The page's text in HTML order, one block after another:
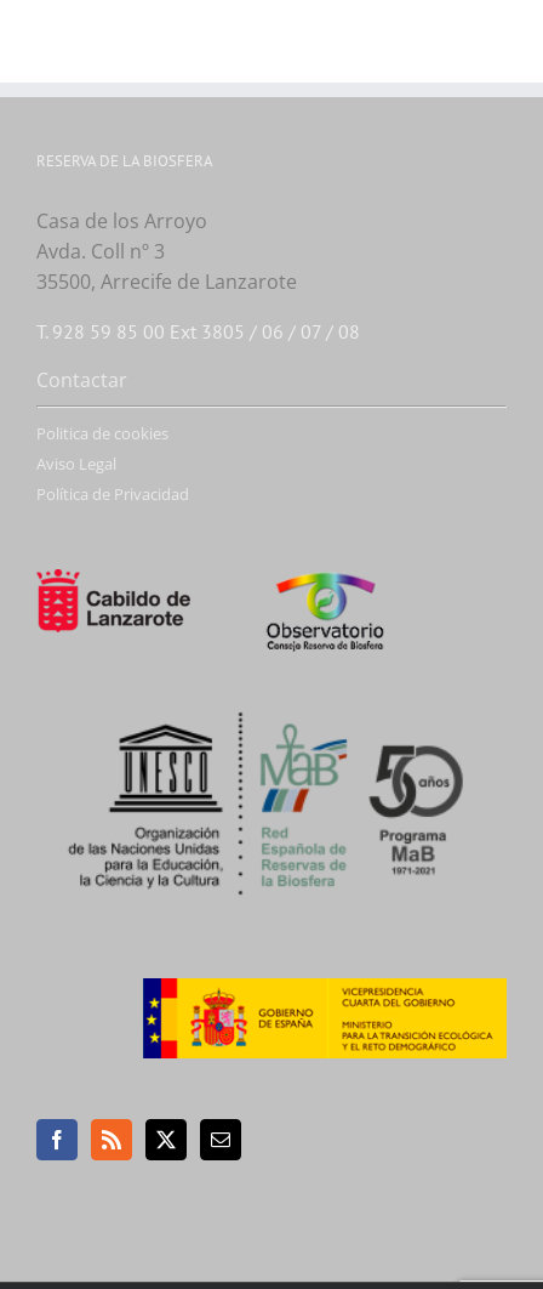
RESERVA DE LA BIOSFERA
Casa de los Arroyo
Avda. Coll nº 3
35500, Arrecife de Lanzarote
T. 928 59 85 00 Ext 3805 / 06 / 07 / 08
Contactar
Politica de cookies
Aviso Legal
Política de Privacidad